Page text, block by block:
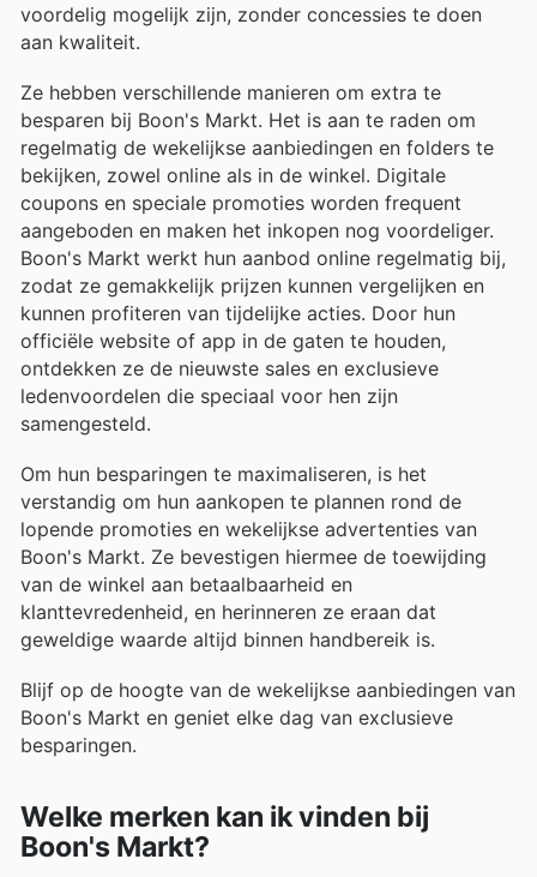
voordelig mogelijk zijn, zonder concessies te doen
aan kwaliteit.
Ze hebben verschillende manieren om extra te
besparen bij Boon's Markt. Het is aan te raden om
regelmatig de wekelijkse aanbiedingen en folders te
bekijken, zowel online als in de winkel. Digitale
coupons en speciale promoties worden frequent
aangeboden en maken het inkopen nog voordeliger.
Boon's Markt werkt hun aanbod online regelmatig bij,
zodat ze gemakkelijk prijzen kunnen vergelijken en
kunnen profiteren van tijdelijke acties. Door hun
officiële website of app in de gaten te houden,
ontdekken ze de nieuwste sales en exclusieve
ledenvoordelen die speciaal voor hen zijn
samengesteld.
Om hun besparingen te maximaliseren, is het
verstandig om hun aankopen te plannen rond de
lopende promoties en wekelijkse advertenties van
Boon's Markt. Ze bevestigen hiermee de toewijding
van de winkel aan betaalbaarheid en
klanttevredenheid, en herinneren ze eraan dat
geweldige waarde altijd binnen handbereik is.
Blijf op de hoogte van de wekelijkse aanbiedingen van
Boon's Markt en geniet elke dag van exclusieve
besparingen.
Welke merken kan ik vinden bij
Boon's Markt?